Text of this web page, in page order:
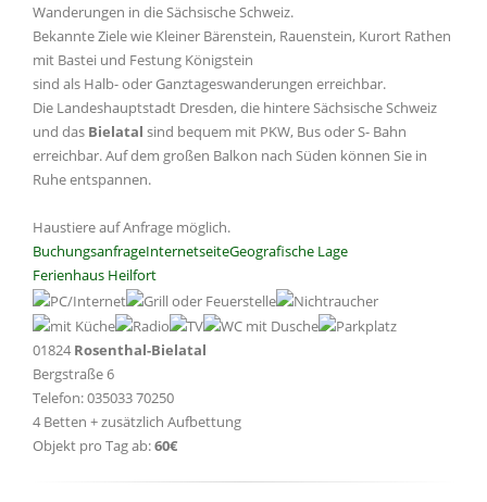
Wanderungen in die Sächsische Schweiz.
Bekannte Ziele wie Kleiner Bärenstein, Rauenstein, Kurort Rathen
mit Bastei und Festung Königstein
sind als Halb- oder Ganztageswanderungen erreichbar.
Die Landeshauptstadt Dresden, die hintere Sächsische Schweiz
und das Bielatal sind bequem mit PKW, Bus oder S- Bahn
erreichbar. Auf dem großen Balkon nach Süden können Sie in
Ruhe entspannen.
Haustiere auf Anfrage möglich.
BuchungsanfrageInternetseiteGeografische Lage
Ferienhaus Heilfort
01824 Rosenthal-Bielatal
Bergstraße 6
Telefon: 035033 70250
4 Betten + zusätzlich Aufbettung
Objekt pro Tag ab:60€